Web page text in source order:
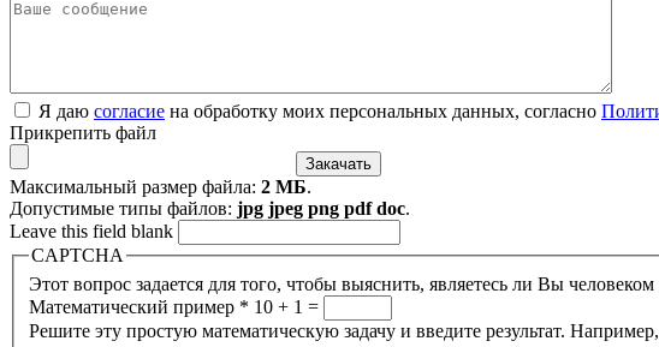
Я даю согласие на обработку моих персональных данных, согласно
Прикрепить файл
Максимальный размер файла: 2 МБ.
Допустимые типы файлов: jpg jpeg png pdf doc.
Leave this field blank
CAPTCHA
Этот вопрос задается для того, чтобы выяснить, являетесь ли Вы
Математический пример * 10 + 1 =
Решите эту простую математическую задачу и введите результат.